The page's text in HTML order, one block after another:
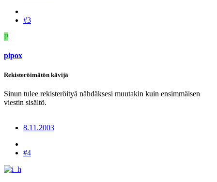
#3
P
pipox
Rekisteröimätön kävijä
Sinun tulee rekisteröityä nähdäksesi muutakin kuin ensimmäisen
viestin sisältö.
8.11.2003
#4